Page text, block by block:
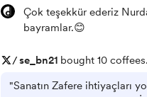
Çok teşekkür ederiz
bayramlar.😊
/se_bn21 bought 10
"Sanatın Zafere ihtiyaçları